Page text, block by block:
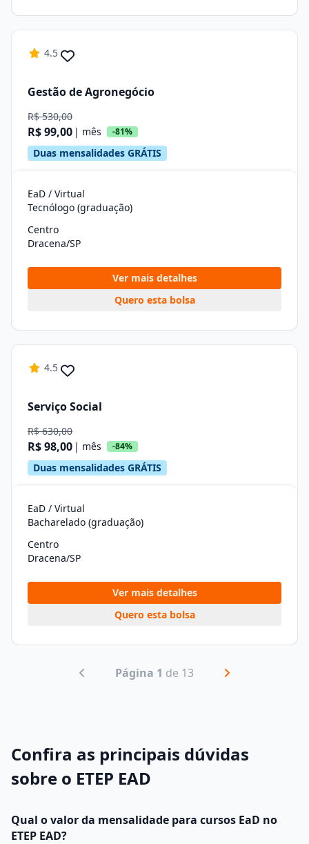
4.5
Gestão de Agronegócio
R$ 530,00
R$ 99,00 | mês -81%
Duas mensalidades GRÁTIS
EaD / Virtual
Tecnólogo (graduação)
Centro
Dracena/SP
Ver mais detalhes
Quero esta bolsa
4.5
Serviço Social
R$ 630,00
R$ 98,00 | mês -84%
Duas mensalidades GRÁTIS
EaD / Virtual
Bacharelado (graduação)
Centro
Dracena/SP
Ver mais detalhes
Quero esta bolsa
Página 1 de 13
Confira as principais dúvidas
sobre o ETEP EAD
Qual o valor da mensalidade para cursos EaD no
ETEP EAD?